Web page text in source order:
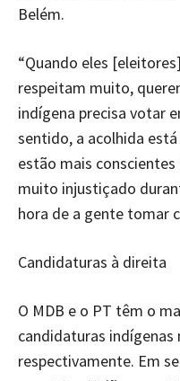
Belém.
“Quando eles
respeitam muito,
indígena precisa votar
sentido, a acolhida
estão mais
muito injustiçado
hora de a gente tomar
Candidaturas à direita
O MDB e o PT têm o
candidaturas indígenas
respectivamente. Em